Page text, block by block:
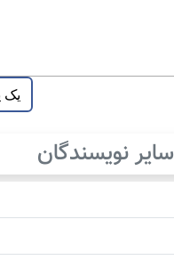
سایر نویسندگان